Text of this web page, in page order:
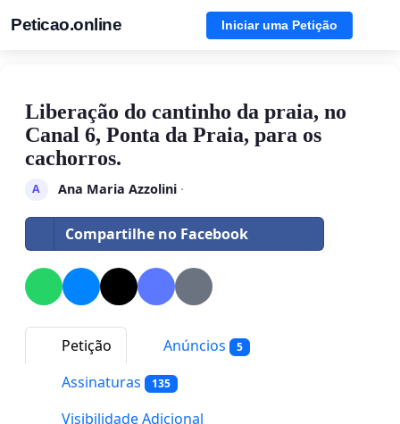
Peticao.online Iniciar uma Petição
Liberação do cantinho da praia, no
Canal 6, Ponta da Praia, para os
cachorros.
A Ana Maria Azzolini·
Compartilhe no Facebook
Petição Anúncios 5
Assinaturas 135
Visibilidade Adicional